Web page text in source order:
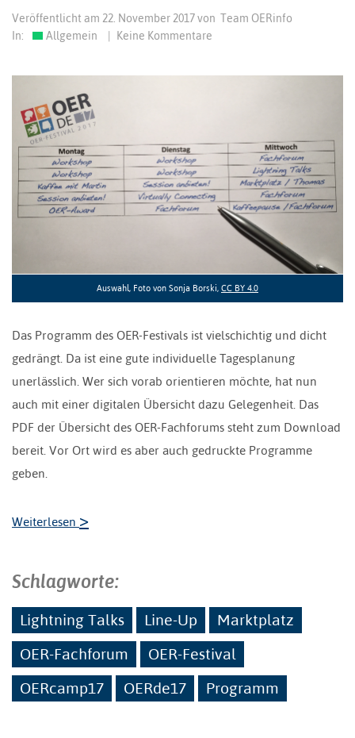
Veröffentlicht am 22. November 2017von Team OERinfo
In:
Allgemein Keine Kommentare
Auswahl, Foto von Sonja Borski, CC BY 4.0
Das Programm des OER-Festivals ist vielschichtig und dicht
gedrängt. Da ist eine gute individuelle Tagesplanung
unerlässlich. Wer sich vorab orientieren möchte, hat nun
auch mit einer digitalen Übersicht dazu Gelegenheit. Das
PDF der Übersicht des OER-Fachforums steht zum Download
bereit. Vor Ort wird es aber auch gedruckte Programme
geben.
Weiterlesen >
Schlagworte:
Lightning Talks Line-Up
Marktplatz
OER-Fachforum
OER-Festival
OERcamp17
OERde17 Programm